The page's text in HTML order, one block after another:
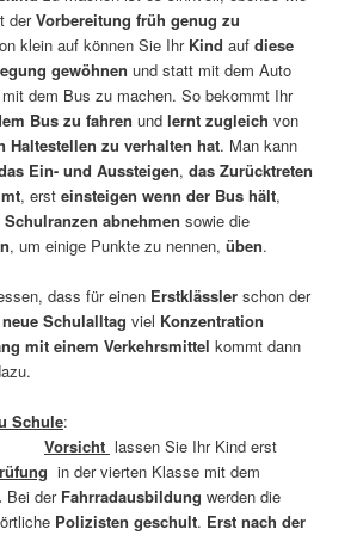
derVorbereitung früh genug zu
klein auf können Sie Ihr Kind aufdiese
gewöhnen und statt mit dem Auto
dem Bus zu machen. So bekommt Ihr
Bus zu fahren und lernt zugleich von
Haltestellen zu verhalten hat. Man kann
Ein- und Aussteigen,das Zurücktreten
, ersteinsteigen wenn der Bus hält,
Schulranzen abnehmen sowie die
, um einige Punkte zu nennen,üben.
dass für einen Erstklässler schon der
Schulalltag viel Konzentration
mit einem Verkehrsmittel kommt dann
Schule:
Vorsicht lassen Sie Ihr Kind erst
in der vierten Klasse mit dem
Bei der Fahrradausbildung werden die
Polizisten geschult. Erst nach der